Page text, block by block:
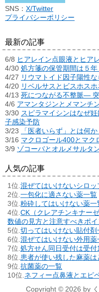
SNS： X/Twitter
プライバシーポリシー
最新の記事
6/8 ヒアレイン点眼液とヒア
4/30 処方箋の保管期間は５
4/27 リウマトイド因子陽性
4/20 リベルサスとビスホス
4/13 死につながる不整脈―
4/6 アマンタジンとメマンチ
3/30 スピラマイシンはなぜ
子感染予防
3/23
「医者いらず」とは何
3/16 マクロゴール400とマク
3/9 ゾコーバとオルメサルタ
人気の記事
混ぜてはいけないシロ
一包化に適さない薬一覧
粉砕してはいけない薬一
CK（クレアチンキナー
数値の見方と注意すべきポイ
切ってはいけない貼付剤
混ぜてはいけない外用
処方せん同日受付は受付
患者が使い残した麻薬は
抗菌薬の一覧
ネフィー点鼻液とエピ
Copyright © 2026 by